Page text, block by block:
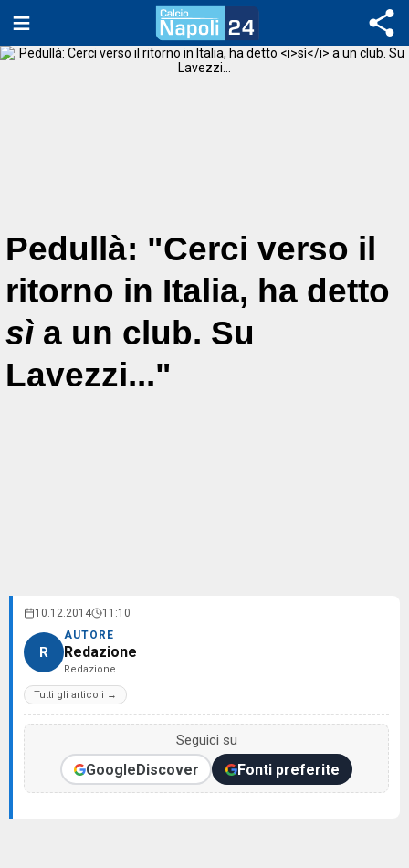
Pedullà: "Cerci verso il
ritorno in Italia, ha detto
sì a un club. Su
Lavezzi..."
10.12.2014 11:10
R
AUTORE
Redazione
Redazione
Tutti gli articoli →
Seguici su
GoogleDiscover Fonti preferite